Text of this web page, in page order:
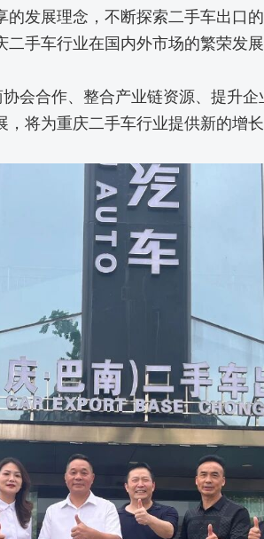
发展理念，不断探索二手车出口
手车行业在国内外市场的繁荣发展
会合作、整合产业链资源、提升
将为重庆二手车行业提供新的增长